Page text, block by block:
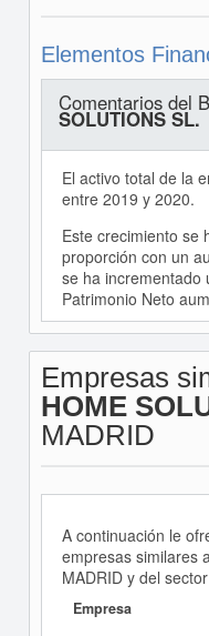
Elementos
Comentarios del
SOLUTIONS SL.
El activo total de la
entre 2019 y 2020.
Este crecimiento se
proporción con un
se ha incrementado
Patrimonio Neto
Empresas
HOME
MADRID
A continuación le
empresas similares
MADRID y del
Empresa